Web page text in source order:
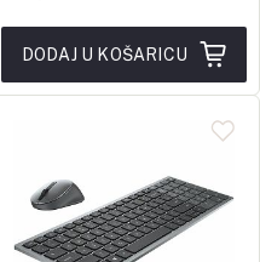
DODAJ U KOŠARICU